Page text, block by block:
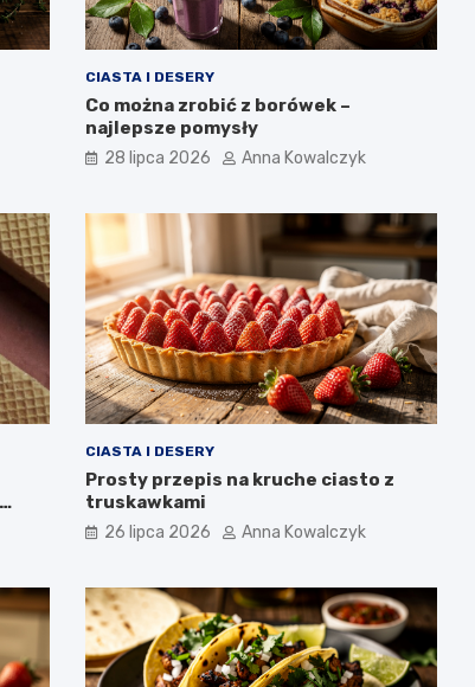
CIASTA I DESERY
Co można zrobić z borówek –
najlepsze pomysły
28 lipca 2026 Anna Kowalczyk
CIASTA I DESERY
Prosty przepis na kruche ciasto z
truskawkami
26 lipca 2026 Anna Kowalczyk